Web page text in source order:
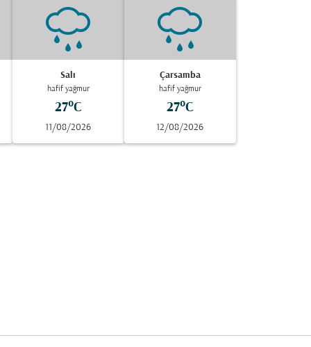
Salı
hafif yağmur
27°C
11/08/2026
Çarsamba
hafif yağmur
27°C
12/08/2026